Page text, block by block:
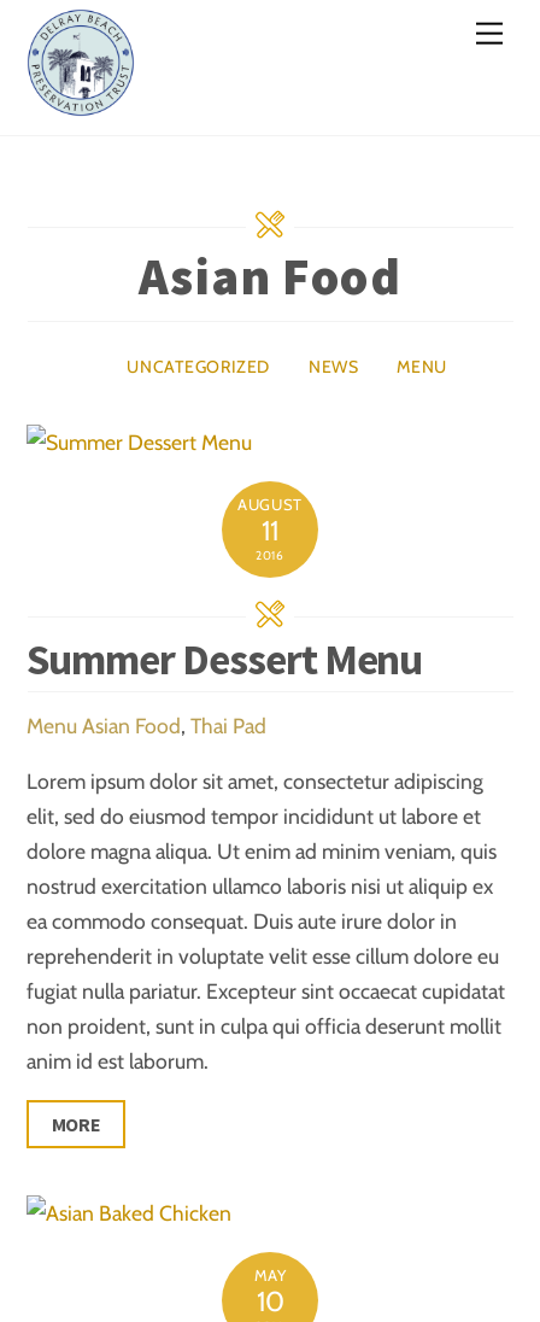
content
Asian Food
UNCATEGORIZED NEWS MENU
AUGUST
11
2016
Summer Dessert Menu
Menu Asian Food,Thai Pad
Lorem ipsum dolor sit amet, consectetur adipiscing
elit, sed do eiusmod tempor incididunt ut labore et
dolore magna aliqua. Ut enim ad minim veniam, quis
nostrud exercitation ullamco laboris nisi ut aliquip ex
ea commodo consequat. Duis aute irure dolor in
reprehenderit in voluptate velit esse cillum dolore eu
fugiat nulla pariatur. Excepteur sint occaecat cupidatat
non proident, sunt in culpa qui officia deserunt mollit
anim id est laborum.
MORE
MAY
10